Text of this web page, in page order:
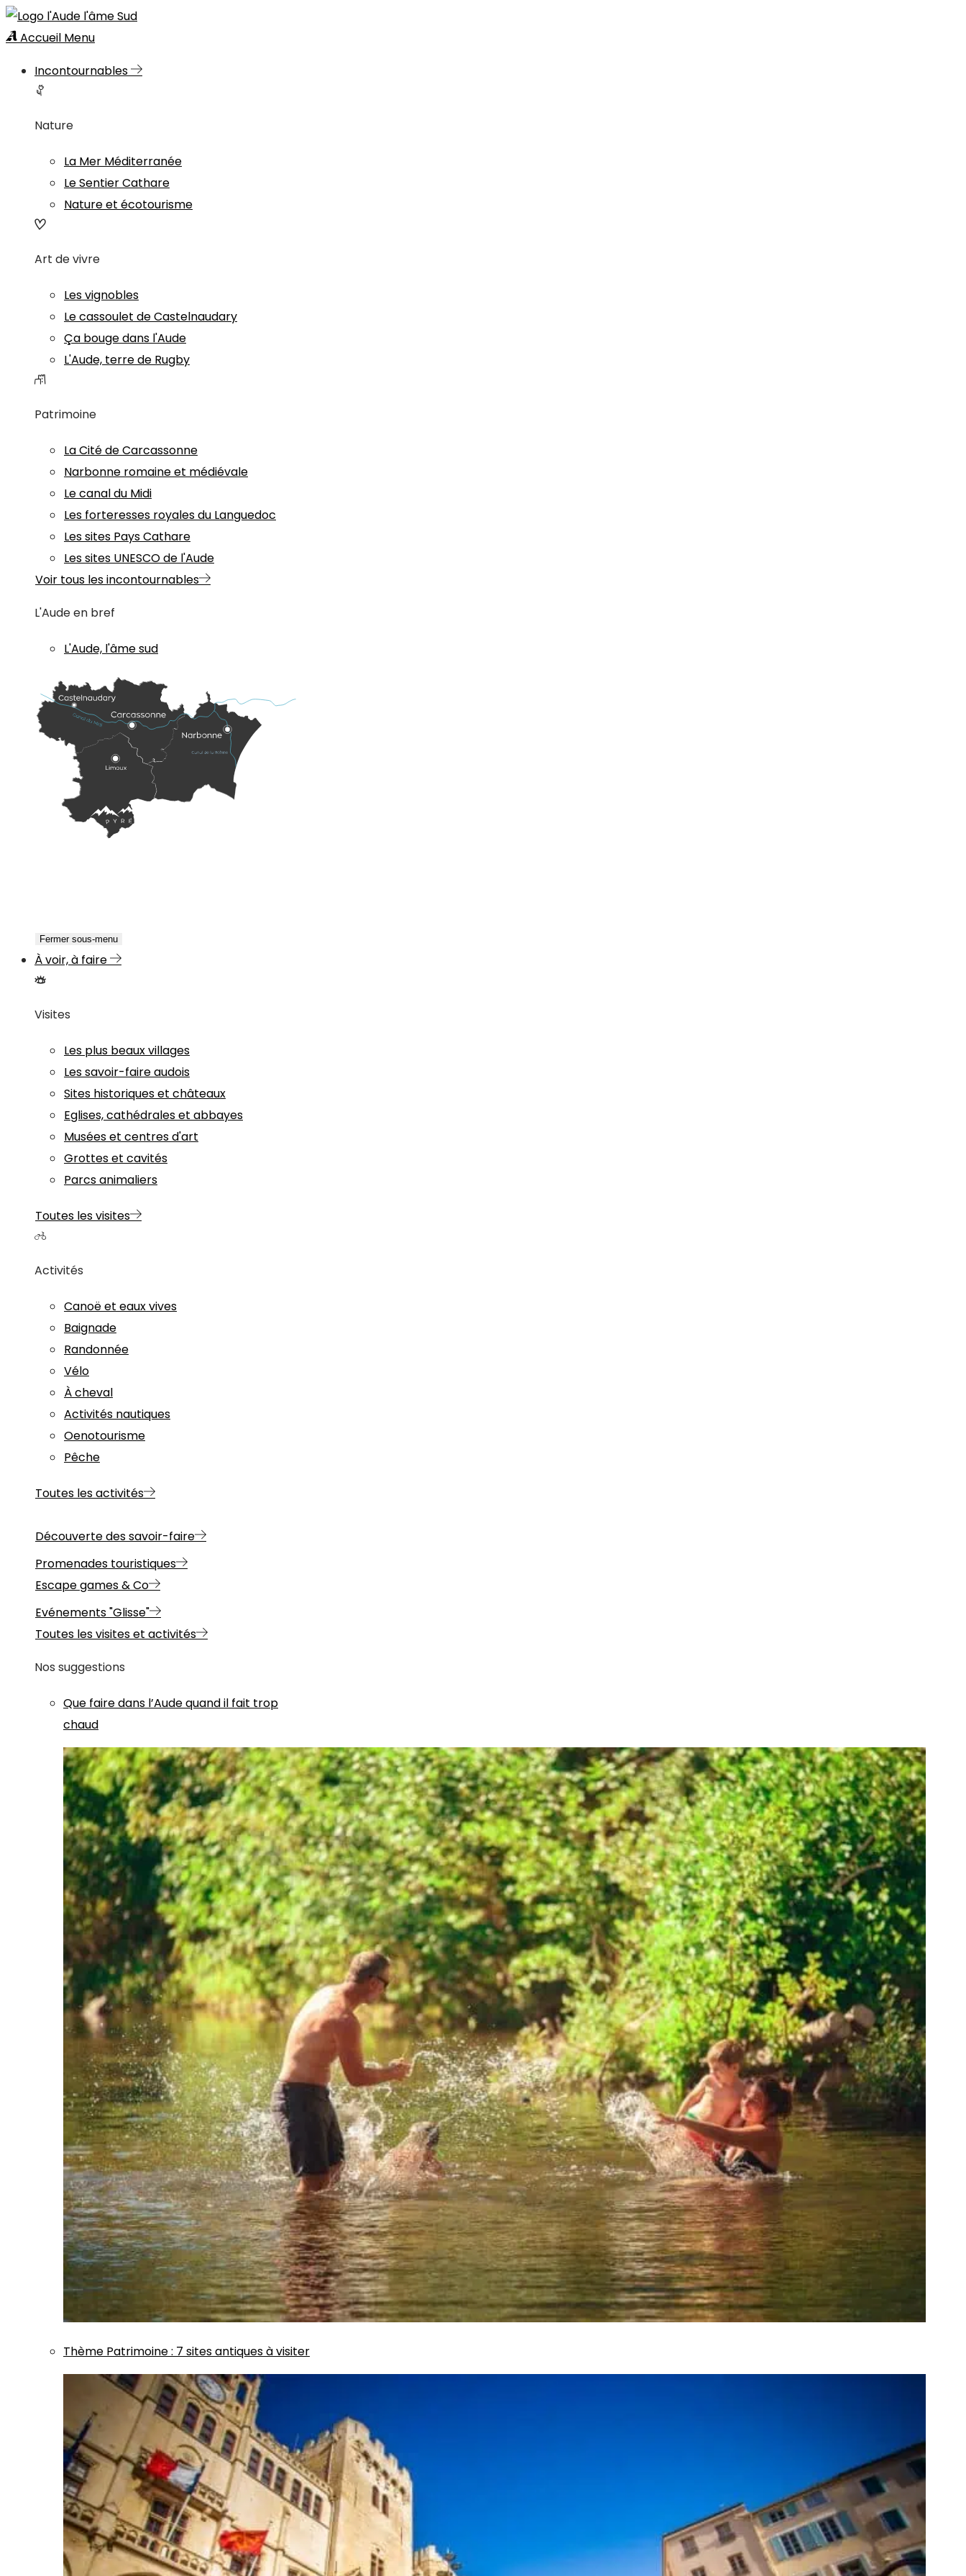
Accueil Menu
Incontournables
Nature
La Mer Méditerranée
Le Sentier Cathare
Nature et écotourisme
Art de vivre
Les vignobles
Le cassoulet de Castelnaudary
Ça bouge dans l'Aude
L'Aude, terre de Rugby
Patrimoine
La Cité de Carcassonne
Narbonne romaine et médiévale
Le canal du Midi
Les forteresses royales du Languedoc
Les sites Pays Cathare
Les sites UNESCO de l'Aude
Voir tous les incontournables
L'Aude en bref
L'Aude, l'âme sud
Fermer sous-menu
À voir, à faire
Visites
Les plus beaux villages
Les savoir-faire audois
Sites historiques et châteaux
Eglises, cathédrales et abbayes
Musées et centres d'art
Grottes et cavités
Parcs animaliers
Toutes les visites
Activités
Canoë et eaux vives
Baignade
Randonnée
Vélo
À cheval
Activités nautiques
Oenotourisme
Pêche
Toutes les activités
Découverte des savoir-faire
Promenades touristiques
Escape games & Co
Evénements "Glisse"
Toutes les visites et activités
Nos suggestions
Que faire dans l’Aude quand il fait trop
chaud
Thème Patrimoine: 7 sites antiques à visiter